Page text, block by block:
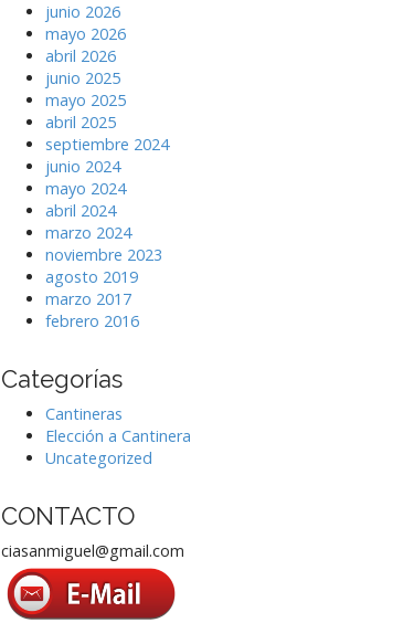
junio 2026
mayo 2026
abril 2026
junio 2025
mayo 2025
abril 2025
septiembre 2024
junio 2024
mayo 2024
abril 2024
marzo 2024
noviembre 2023
agosto 2019
marzo 2017
febrero 2016
Categorías
Cantineras
Elección a Cantinera
Uncategorized
CONTACTO
ciasanmiguel@gmail.com